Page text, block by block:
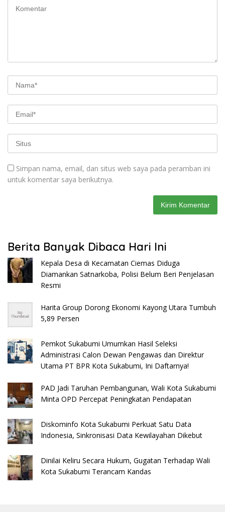
Simpan nama, email, dan situs web saya pada peramban ini
untuk komentar saya berikutnya.
Berita Banyak Dibaca Hari Ini
Kepala Desa di Kecamatan Ciemas Diduga
Diamankan Satnarkoba, Polisi Belum Beri Penjelasan
Resmi
Harita Group Dorong Ekonomi Kayong Utara Tumbuh
5,89 Persen
Pemkot Sukabumi Umumkan Hasil Seleksi
Administrasi Calon Dewan Pengawas dan Direktur
Utama PT BPR Kota Sukabumi, Ini Daftarnya!
PAD Jadi Taruhan Pembangunan, Wali Kota Sukabumi
Minta OPD Percepat Peningkatan Pendapatan
Diskominfo Kota Sukabumi Perkuat Satu Data
Indonesia, Sinkronisasi Data Kewilayahan Dikebut
Dinilai Keliru Secara Hukum, Gugatan Terhadap Wali
Kota Sukabumi Terancam Kandas